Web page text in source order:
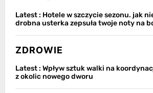
Latest : Hotele w szczycie sezonu. jak
drobna usterka zepsuła twoje noty na
ZDROWIE
Latest : Wpływ sztuk walki na
z okolic nowego dworu